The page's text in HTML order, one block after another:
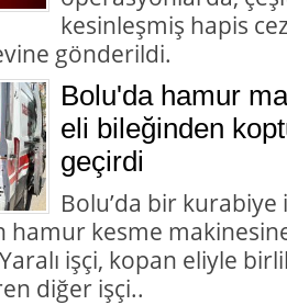
kesinleşmiş hapis
gönderildi.
Bolu'da hamur
eli bileğinden
geçirdi
Bolu’da bir
hamur kesme
işçi, kopan eliyle
diğer işçi..